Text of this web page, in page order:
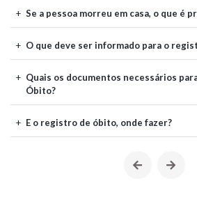
Se a pessoa morreu em casa, o que é
O que deve ser informado para o
Quais os documentos necessários
Óbito?
E o registro de óbito, onde fazer?